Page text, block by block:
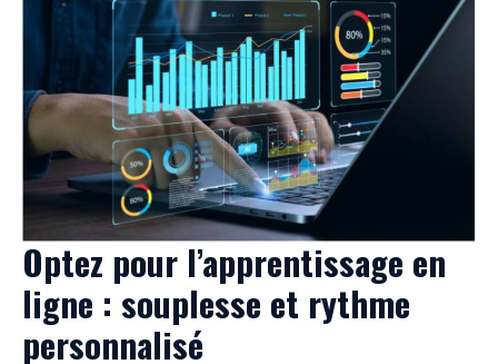
Optez pour l’apprentissage en
ligne : souplesse et rythme
personnalisé